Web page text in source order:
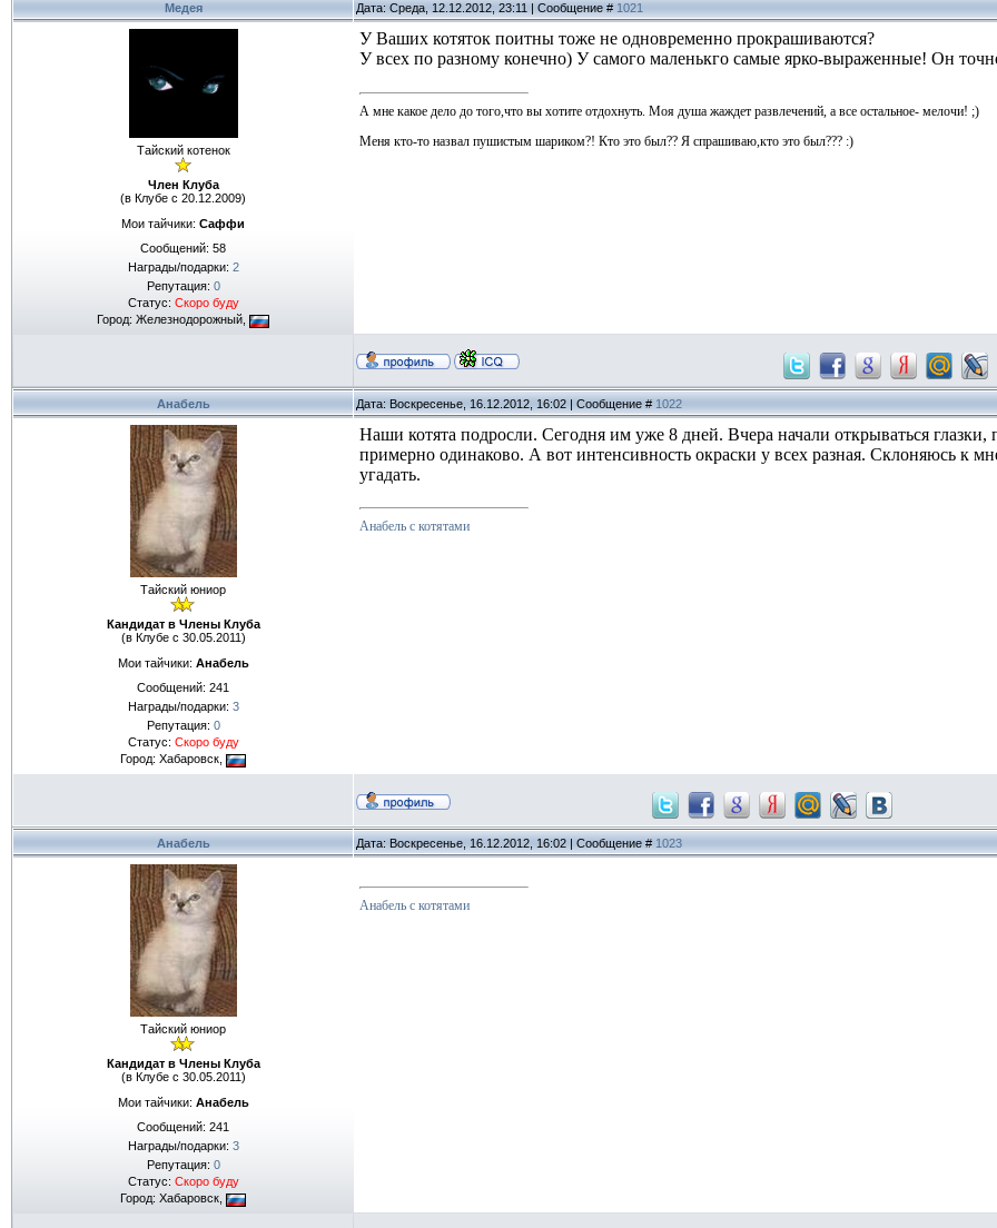
Медея Дата: Среда, 12.12.2012, 23:11 | Сообщение # 1021
Тайский котенок
Член Клуба
(в Клубе с 20.12.2009)
Мои тайчики: Саффи
Сообщений: 58
Награды/подарки: 2
Репутация: 0
Статус: Скоро буду
Город: Железнодорожный,
У Ваших котяток поитны тоже не одновременно прокрашиваются?
У всех по разному конечно) У самого маленькго самые ярко-выраженные! Он
А мне какое дело до того,что вы хотите отдохнуть. Моя душа жаждет развлечений, а все остальное- мелочи! ;)
Меня кто-то назвал пушистым шариком?! Кто это был?? Я спрашиваю,кто это был??? :)
Анабель Дата: Воскресенье, 16.12.2012, 16:02 | Сообщение # 1022
Тайский юниор
Кандидат в Члены Клуба
(в Клубе с 30.05.2011)
Мои тайчики: Анабель
Сообщений: 241
Награды/подарки: 3
Репутация: 0
Статус: Скоро буду
Город: Хабаровск,
Наши котята подросли. Сегодня им уже 8 дней. Вчера начали открываться
примерно одинаково. А вот интенсивность окраски у всех разная. Склоняюсь к
угадать.
Анабель с котятами
Анабель Дата: Воскресенье, 16.12.2012, 16:02 | Сообщение # 1023
Тайский юниор
Кандидат в Члены Клуба
(в Клубе с 30.05.2011)
Мои тайчики: Анабель
Сообщений: 241
Награды/подарки: 3
Репутация: 0
Статус: Скоро буду
Город: Хабаровск,
Анабель с котятами